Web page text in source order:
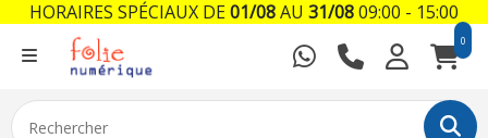
0
HORAIRES SPÉCIAUX DE01/08AU 31/0809:00 - 15:00